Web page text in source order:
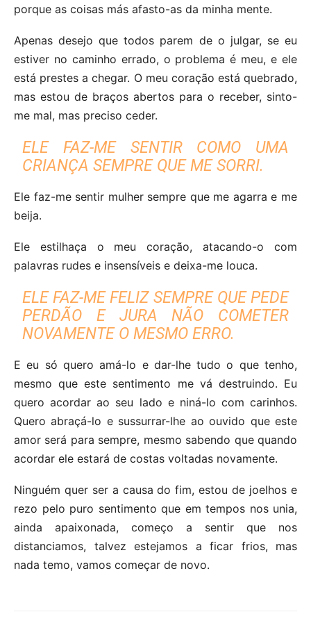
porque as coisas más afasto-as da minha mente.
Apenas desejo que todos parem de o julgar, se eu
estiver no caminho errado, o problema é meu, e ele
está prestes a chegar. O meu coração está quebrado,
mas estou de braços abertos para o receber, sinto-
me mal, mas preciso ceder.
ELE FAZ-ME SENTIR COMO UMA
CRIANÇA SEMPRE QUE ME SORRI.
Ele faz-me sentir mulher sempre que me agarra e me
beija.
Ele estilhaça o meu coração, atacando-o com
palavras rudes e insensíveis e deixa-me louca.
ELE FAZ-ME FELIZ SEMPRE QUE PEDE
PERDÃO E JURA NÃO COMETER
NOVAMENTE O MESMO ERRO.
E eu só quero amá-lo e dar-lhe tudo o que tenho,
mesmo que este sentimento me vá destruindo. Eu
quero acordar ao seu lado e niná-lo com carinhos.
Quero abraçá-lo e sussurrar-lhe ao ouvido que este
amor será para sempre, mesmo sabendo que quando
acordar ele estará de costas voltadas novamente.
Ninguém quer ser a causa do fim, estou de joelhos e
rezo pelo puro sentimento que em tempos nos unia,
ainda apaixonada, começo a sentir que nos
distanciamos, talvez estejamos a ficar frios, mas
nada temo, vamos começar de novo.